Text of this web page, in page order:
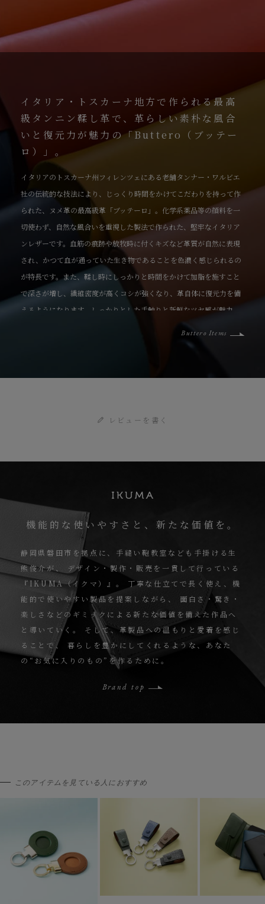
イタリア・トスカーナ地方で作られる最高
級タンニン鞣し革で、革らしい素朴な風合
いと復元力が魅力の「Buttero（ブッテー
ロ）」。
イタリアのトスカーナ州フィレンツェにある老舗タンナー・ワルビエ
社の伝統的な技法により、じっくり時間をかけてこだわりを持って作
られた、ヌメ革の最高級革「ブッテーロ」。化学系薬品等の顔料を一
切使わず、自然な風合いを重視した製法で作られた、堅牢なイタリア
ンレザーです。血筋の痕跡や放牧時に付くキズなど革質が自然に表現
され、かつて血が通っていた生き物であることを色濃く感じられるの
が特長です。また、鞣し時にしっかりと時間をかけて加脂を施すこと
で深さが増し、繊維密度が高くコシが強くなり、革自体に復元力を備
えるようになります。しっかりとした手触りと新鮮なツヤ感が魅力
Buttero Items
レビューを書く
機能的な使いやすさと、新たな価値を。
静岡県磐田市を拠点に、手縫い鞄教室なども手掛ける生
熊俊介が、
デザイン・製作・販売を一貫して行っている
『IKUMA（イクマ）』。
丁寧な仕立てで長く使え、機
能的で使いやすい製品を提案しながら、
面白さ・驚き・
楽しさなどのギミックによる新たな価値を備えた作品へ
と導いていく。
そして、革製品への温もりと愛着を感じ
ることで、
暮らしを豊かにしてくれるような、あなた
の“お気に入りのもの”を作るために。
Brand top
このアイテムを見ている人におすすめ